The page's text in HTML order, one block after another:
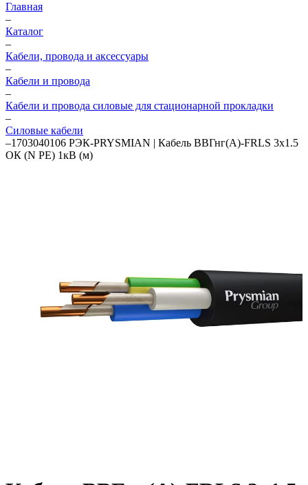
Главная
–
Каталог
–
Кабели, провода и аксессуары
–
Кабели и провода
–
Кабели и провода силовые для стационарной прокладки
–
Силовые кабели
–1703040106 РЭК-PRYSMIAN | Кабель ВВГнг(А)-FRLS 3х1.5
ОК (N PE) 1кВ (м)